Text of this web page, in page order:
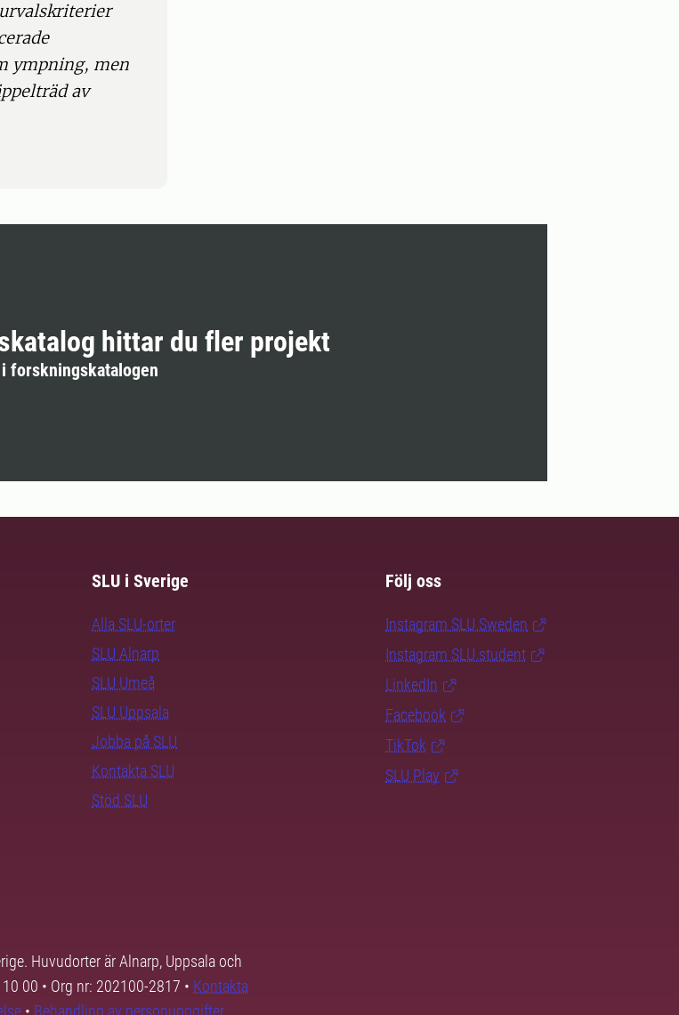
ympning, men
av
hittar du fler projekt
forskningskatalogen
SLU i Sverige
Alla SLU-orter
SLU Alnarp
SLU Umeå
SLU Uppsala
Jobba på SLU
Kontakta SLU
Stöd SLU
Följ oss
Instagram SLU.Sweden
Instagram SLU.student
LinkedIn
Facebook
TikTok
SLU Play
Huvudorter är Alnarp, Uppsala och
00 • Org nr: 202100-2817 • Kontakta
• Behandling av personuppgifter